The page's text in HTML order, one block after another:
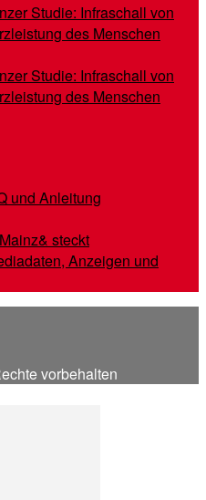
Studie: Infraschall von
des Menschen
Studie: Infraschall von
des Menschen
und Anleitung
steckt
Anzeigen und
vorbehalten